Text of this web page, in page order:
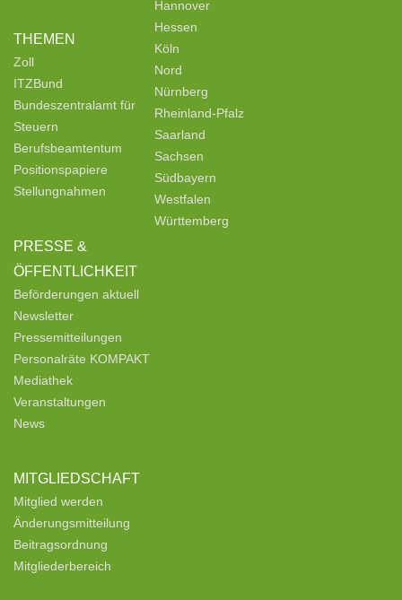
THEMEN
Zoll
ITZBund
Bundeszentralamt für
Steuern
Berufsbeamtentum
Positionspapiere
Stellungnahmen
PRESSE &
ÖFFENTLICHKEIT
Beförderungen aktuell
Newsletter
Pressemitteilungen
Personalräte KOMPAKT
Mediathek
Veranstaltungen
News
MITGLIEDSCHAFT
Mitglied werden
Änderungsmitteilung
Beitragsordnung
Mitgliederbereich
Hannover
Hessen
Köln
Nord
Nürnberg
Rheinland-Pfalz
Saarland
Sachsen
Südbayern
Westfalen
Württemberg